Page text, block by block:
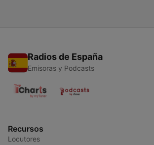
Radios de España
Emisoras y Podcasts
Recursos
Locutores